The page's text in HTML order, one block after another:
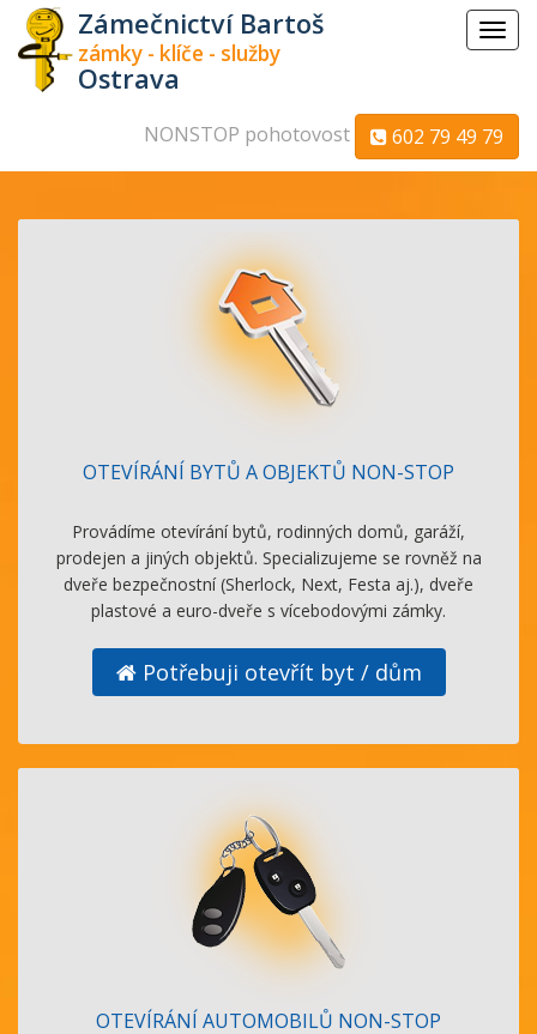
Menu
Zámečnictví Bartoš
zámky - klíče - služby
Ostrava
NONSTOP pohotovost 602 79 49 79
OTEVÍRÁNÍ BYTŮ A OBJEKTŮ NON-STOP
Provádíme otevírání bytů, rodinných domů, garáží,
prodejen a jiných objektů. Specializujeme se rovněž na
dveře bezpečnostní (Sherlock, Next, Festa aj.), dveře
plastové a euro-dveře s vícebodovými zámky.
Potřebuji otevřít byt / dům
OTEVÍRÁNÍ AUTOMOBILŮ NON-STOP